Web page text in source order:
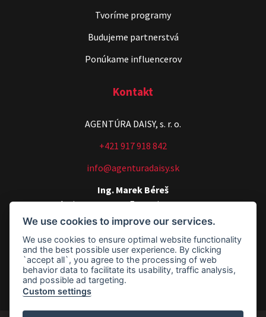
Stand-up & Juraj „ŠOKO”
Tabaček
Show program StandupShow
ŠOKO & LUKY
Tvoríme programy
Budujeme partnerstvá
Ponúkame influencerov
Kontakt
AGENTÚRA DAISY, s. r. o.
+421 917 918 842
info@agenturadaisy.sk
Ing. Marek Béreš
Artists manager, Executive manager
+421 907 540 518
agenturadaisy@agenturadaisy.sk
Fakturačné údaje
We use cookies to improve our services.
We use cookies to ensure optimal website functionality
and the best possible user experience. By clicking
`accept all`, you agree to the processing of web
behavior data to facilitate its usability, traffic analysis,
and possible ad targeting.
Custom settings